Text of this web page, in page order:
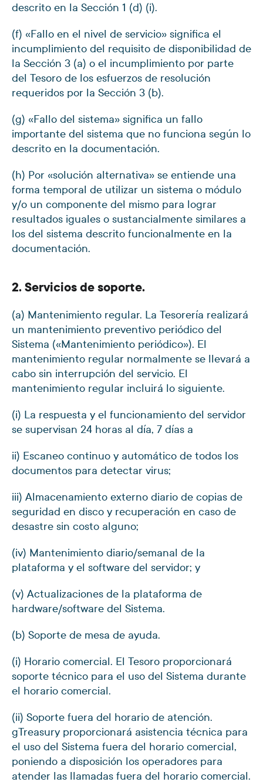
descrito en la Sección 1 (d) (i).
(f) «Fallo en el nivel de servicio» significa el
incumplimiento del requisito de disponibilidad de
la Sección 3 (a) o el incumplimiento por parte
del Tesoro de los esfuerzos de resolución
requeridos por la Sección 3 (b).
(g) «Fallo del sistema» significa un fallo
importante del sistema que no funciona según lo
descrito en la documentación.
(h) Por «solución alternativa» se entiende una
forma temporal de utilizar un sistema o módulo
y/o un componente del mismo para lograr
resultados iguales o sustancialmente similares a
los del sistema descrito funcionalmente en la
documentación.
2. Servicios de soporte.
(a) Mantenimiento regular. La Tesorería realizará
un mantenimiento preventivo periódico del
Sistema («Mantenimiento periódico»). El
mantenimiento regular normalmente se llevará a
cabo sin interrupción del servicio. El
mantenimiento regular incluirá lo siguiente.
(i) La respuesta y el funcionamiento del servidor
se supervisan 24 horas al día, 7 días a
ii) Escaneo continuo y automático de todos los
documentos para detectar virus;
iii) Almacenamiento externo diario de copias de
seguridad en disco y recuperación en caso de
desastre sin costo alguno;
(iv) Mantenimiento diario/semanal de la
plataforma y el software del servidor; y
(v) Actualizaciones de la plataforma de
hardware/software del Sistema.
(b) Soporte de mesa de ayuda.
(i) Horario comercial. El Tesoro proporcionará
soporte técnico para el uso del Sistema durante
el horario comercial.
(ii) Soporte fuera del horario de atención.
gTreasury proporcionará asistencia técnica para
el uso del Sistema fuera del horario comercial,
poniendo a disposición los operadores para
atender las llamadas fuera del horario comercial.